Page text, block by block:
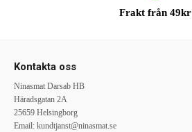
Frakt från 49kr
Kontakta oss
Ninasmat Darsab HB
Häradsgatan 2A
25659 Helsingborg
Email: kundtjanst@ninasmat.se